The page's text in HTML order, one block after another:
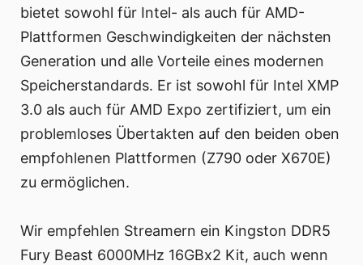
bietet sowohl für Intel- als auch für AMD-
Plattformen Geschwindigkeiten der nächsten
Generation und alle Vorteile eines modernen
Speicherstandards. Er ist sowohl für Intel XMP
3.0 als auch für AMD Expo zertifiziert, um ein
problemloses Übertakten auf den beiden oben
empfohlenen Plattformen (Z790 oder X670E)
zu ermöglichen.
Wir empfehlen Streamern ein Kingston DDR5
Fury Beast 6000MHz 16GBx2 Kit, auch wenn